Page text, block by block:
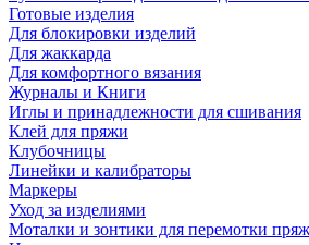
Готовые изделия
Для блокировки изделий
Для жаккарда
Для комфортного вязания
Журналы и Книги
Иглы и принадлежности для сшивания
Клей для пряжи
Клубочницы
Линейки и калибраторы
Маркеры
Уход за изделиями
Моталки и зонтики для перемотки